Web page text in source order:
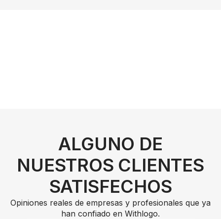
ALGUNO DE
NUESTROS CLIENTES
SATISFECHOS
Opiniones reales de empresas y profesionales que ya
han confiado en Withlogo.